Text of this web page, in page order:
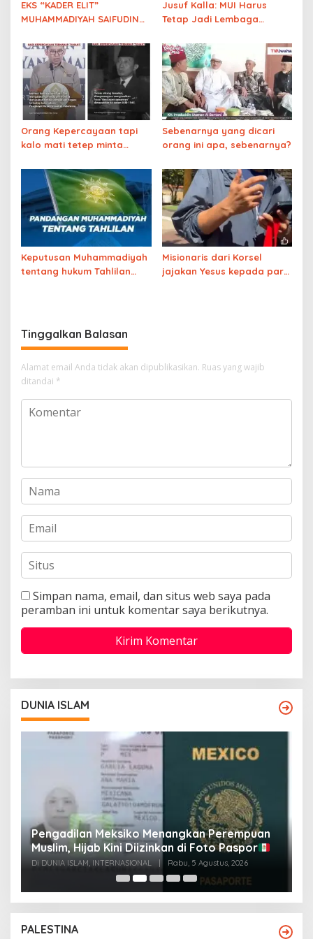
EKS “KADER ELIT”
MUHAMMADIYAH SAIFUDIN
MENJADI PENDETA KRISTEN
PENISTA AGAMA ISLAM
Jusuf Kalla: MUI Harus
Tetap Jadi Lembaga
Orang Kepercayaan tapi
kalo mati tetep minta
Sebenarnya yang dicari
orang ini apa, sebenarnya?
Keputusan Muhammadiyah
tentang hukum Tahlilan
Misionaris dari Korsel
jajakan Yesus kepada para
Tinggalkan Balasan
Alamat email Anda tidak akan dipublikasikan. Ruas yang wajib
ditandai *
Simpan nama, email, dan situs web saya pada
peramban ini untuk komentar saya berikutnya.
DUNIA ISLAM
Pengadilan Meksiko Menangkan Perempuan
Muslim, Hijab Kini Diizinkan di Foto Paspor
Di DUNIA ISLAM, INTERNASIONAL Rabu, 5 Agustus, 2026
PALESTINA